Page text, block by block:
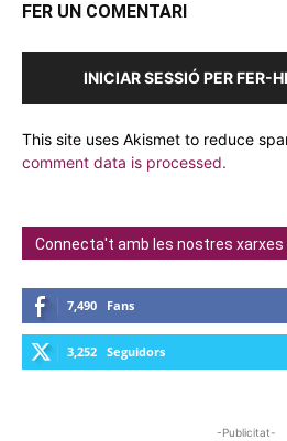
FER UN COMENTARI
INICIAR SESSIÓ PER FER-
This site uses Akismet to reduce
comment data is processed.
Connecta't amb les nostres xarxes
7,490 Fans
3,252 Seguidors
-Publicitat-